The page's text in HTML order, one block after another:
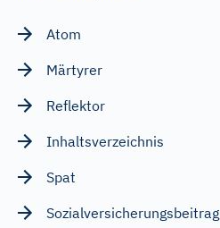
Atom
Märtyrer
Reflektor
Inhaltsverzeichnis
Spat
Sozialversicherungsbeitrag